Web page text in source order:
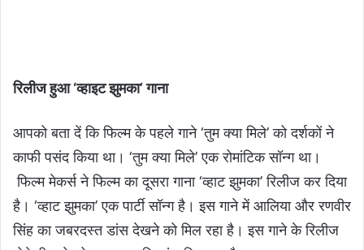
रिलीज हुआ‘व्हाइट झुमका’गाना
आपको बता दें कि फिल्म के पहले गाने ‘तुम क्या मिले’ को दर्शकों ने
काफी पसंद किया था। ‘तुम क्या मिले’ एक रोमांटिक सॉन्ग था।
फिल्म मेकर्स ने फिल्म का दूसरा गाना ‘व्हाट झुमका’ रिलीज कर दिया
है। ‘व्हाट झुमका’ एक पार्टी सॉन्ग है। इस गाने में आलिया और रणवीर
सिंह का जबरदस्त डांस देखने को मिल रहा है। इस गाने के रिलीज